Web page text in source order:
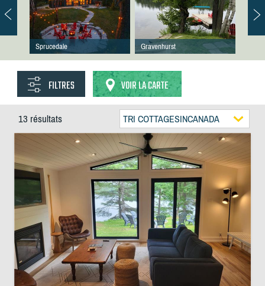
Sprucedale Gravenhurst
FILTRES VOIR LA CARTE
13 résultats TRI COTTAGESINCANADA